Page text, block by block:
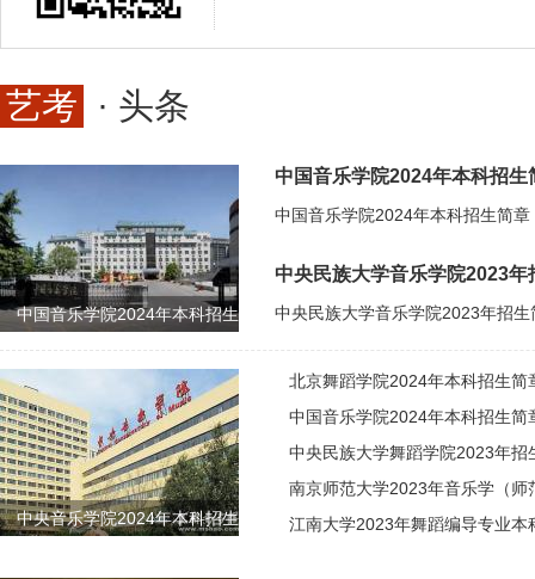
艺考 · 头条
中国音乐学院2024年本科招生
中国音乐学院2024年本科招生
中央民族大学音乐学院2023年
中央音乐学院2024年本科招生
北京舞蹈学院2024年本科招生简
中国音乐学院2024年本科招生简
中央民族大学舞蹈学院2023年招
南京师范大学2023年音乐学（师
江南大学2023年舞蹈编导专业本